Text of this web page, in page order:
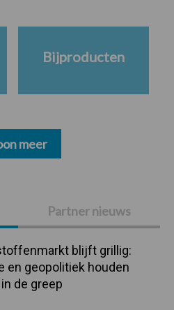
Partner nieuws
blijft grillig:
en geopolitiek houden
de greep
Bijproducten
meer